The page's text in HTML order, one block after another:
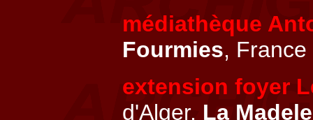
médiathèque
Fourmies, France
extension foyer
d'Alger, La